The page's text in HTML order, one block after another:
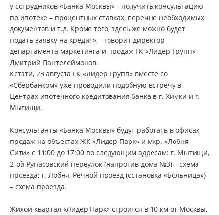
у сотрудников «Банка Москвы» - получить консультацию
по ипотеке – процентных ставках, перечне необходимых
документов и т.д. Кроме того, здесь же можно будет
подать заявку на кредит», - говорит директор
департамента маркетинга и продаж ГК «Лидер Групп»
Дмитрий Пантелеймонов.
Кстати, 23 августа ГК «Лидер Групп» вместе со
«Сбербанком» уже проводили подобную встречу в
Центрах ипотечного кредитования банка в г. Химки и г.
Мытищи.
Консультанты «Банка Москвы» будут работать в офисах
продаж на объектах ЖК «Лидер Парк» и мкр. «Лобня
Сити» с 11:00 до 17:00 по следующим адресам: г. Мытищи,
2-ой Рупасовский переулок (напротив дома №3) – схема
проезда; г. Лобня, Речной проезд (остановка «Больница»)
– схема проезда.
Жилой квартал «Лидер Парк» строится в 10 км от Москвы,